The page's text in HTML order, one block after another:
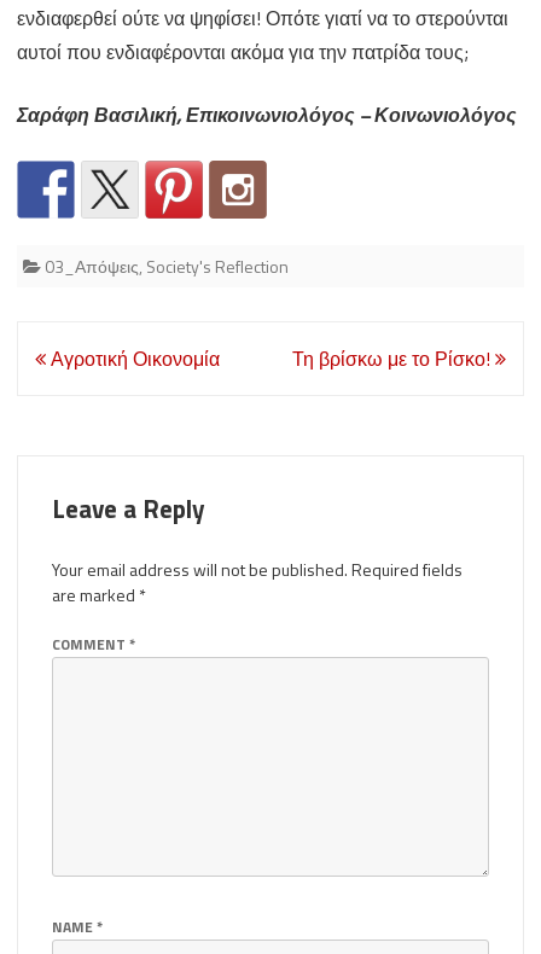
ενδιαφερθεί ούτε να ψηφίσει! Οπότε γιατί να το στερούνται
αυτοί που ενδιαφέρονται ακόμα για την πατρίδα τους;
Σαράφη Βασιλική, Επικοινωνιολόγος – Κοινωνιολόγος
03_Απόψεις, Society's Reflection
Post
Αγροτική Οικονομία Τη βρίσκω με το Ρίσκο!
Leave a Reply
Your email address will not be published.Required fields
are marked *
COMMENT *
NAME*